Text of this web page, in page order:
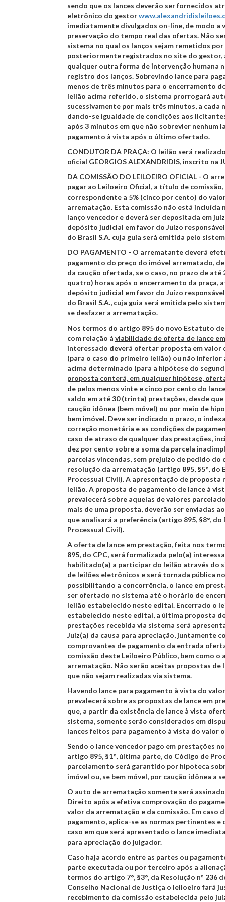
sendo que os lances deverão ser fornecidos
eletrônico do gestor
imediatamente divulgados on-line, de modo a
preservação do tempo real das ofertas. Não
sistema no qual os lanços sejam remetidos por
posteriormente registrados no site do gestor,
qualquer outra forma de intervenção humana
registro dos lanços. Sobrevindo lance para
menos de três minutos para o encerramento
leilão acima referido, o sistema prorrogará
sucessivamente por mais três minutos, a cada
dando-se igualdade de condições aos
após 3 minutos em que não sobrevier nenhum
pagamento à vista após o último ofertado.
CONDUTOR DA PRAÇA: O leilão será
oficial GEORGIOS ALEXANDRIDIS, inscrito na
DA COMISSÃO DO LEILOEIRO OFICIAL - O
pagar ao Leiloeiro Oficial, a título de
correspondente a 5% (cinco por cento) do
arrematação. Esta comissão não está incluída
lanço vencedor e deverá ser depositada em
depósito judicial em favor do Juízo
do Brasil S.A. cuja guia será emitida pelo
DO PAGAMENTO - O arrematante deverá
pagamento do preço do imóvel arrematado,
da caução ofertada, se o caso, no prazo de até
quatro) horas após o encerramento da praça,
depósito judicial em favor do Juízo
do Brasil S.A., cuja guia será emitida pelo
se desfazer a arrematação.
Nos termos do artigo 895 do novo Estatuto de
com relação à viabilidade de oferta de lance
interessado deverá ofertar proposta em valor
(para o caso do primeiro leilão) ou não inferior
acima determinado (para a hipótese do
proposta conterá, em qualquer hipótese,
de pelos menos vinte e cinco por cento do
saldo em até 30 (trinta) prestações, desde
caução idônea (bem móvel) ou por meio de
bem imóvel. Deve ser indicado o prazo, o
correção monetária e as condições de
caso de atraso de qualquer das prestações,
dez por cento sobre a soma da parcela
parcelas vincendas, sem prejuízo de pedido do
resolução da arrematação (artigo 895, §5°, do
Processual Civil). A apresentação de proposta
leilão. A proposta de pagamento de lance à
prevalecerá sobre aquelas de valores
mais de uma proposta, deverão ser enviadas
que analisará a preferência (artigo 895, §8°,
Processual Civil).
A oferta de lance em prestação, feita nos
895, do CPC, será formalizada pelo(a)
habilitado(a) a participar do leilão através do
de leilões eletrônicos e será tornada pública
possibilitando a concorrência, o lance em
ser ofertado no sistema até o horário de
leilão estabelecido neste edital. Encerrado o
estabelecido neste edital, a última proposta
prestações recebida via sistema será
Juiz(a) da causa para apreciação, juntamente
comprovantes de pagamento da entrada
comissão deste Leiloeiro Público, bem como o
arrematação. Não serão aceitas propostas de
que não sejam realizadas via sistema.
Havendo lance para pagamento à vista do
prevalecerá sobre as propostas de lance em
que, a partir da existência de lance à vista
sistema, somente serão considerados em
lances feitos para pagamento à vista do valor
Sendo o lance vencedor pago em prestações
artigo 895, §1°, última parte, do Código de
parcelamento será garantido por hipoteca
imóvel ou, se bem móvel, por caução idônea a
O auto de arrematação somente será
Direito após a efetiva comprovação do
valor da arrematação e da comissão. Em caso
pagamento, aplica-se as normas pertinentes e
caso em que será apresentado o lance
para apreciação do julgador.
Caso haja acordo entre as partes ou
parte executada ou por terceiro após a
termos do artigo 7°, §3°, da Resolução n° 236
Conselho Nacional de Justiça o leiloeiro fará
recebimento da comissão estabelecida pelo